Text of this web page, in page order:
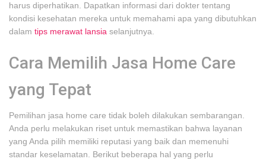
harus diperhatikan. Dapatkan informasi dari dokter tentang
kondisi kesehatan mereka untuk memahami apa yang dibutuhkan
dalam tips merawat lansia selanjutnya.
Cara Memilih Jasa Home Care
yang Tepat
Pemilihan jasa home care tidak boleh dilakukan sembarangan.
Anda perlu melakukan riset untuk memastikan bahwa layanan
yang Anda pilih memiliki reputasi yang baik dan memenuhi
standar keselamatan. Berikut beberapa hal yang perlu